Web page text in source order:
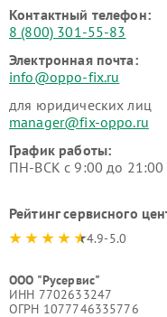
Контактный телефон:
8 (800) 301-55-83
Электронная почта:
info@oppo-fix.ru
для юридических лиц
manager@fix-oppo.ru
График работы:
ПН-ВСК с 9:00 до
Рейтинг сервисного
4.9-5.0
ООО "Русервис"
ИНН 7702633247
ОГРН 1077746335776